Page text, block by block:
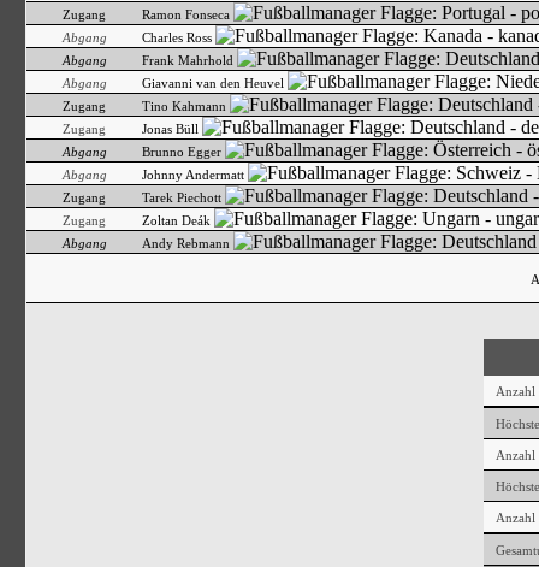
Zugang
Ramon Fonseca
Abgang
Charles Ross
Abgang
Frank Mahrhold
Abgang
Giavanni van den Heuvel
Zugang
Tino Kahmann
Zugang
Jonas Büll
Abgang
Brunno Egger
Abgang
Johnny Andermatt
Zugang
Tarek Piechott
Zugang
Zoltan Deák
Abgang
Andy Rebmann
Anzahl
Anzahl
Anzahl